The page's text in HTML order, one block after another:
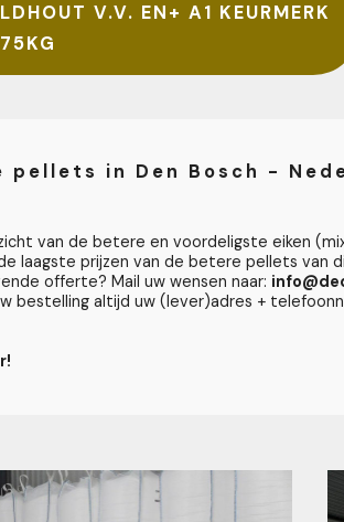
V.V. EN+ A1 KEURMERK
in Den Bosch -
van de betere en voordeligste eiken
laagste prijzen van de betere pellets van
offerte? Mail uw wensen naar:
bestelling altijd uw (lever)adres +